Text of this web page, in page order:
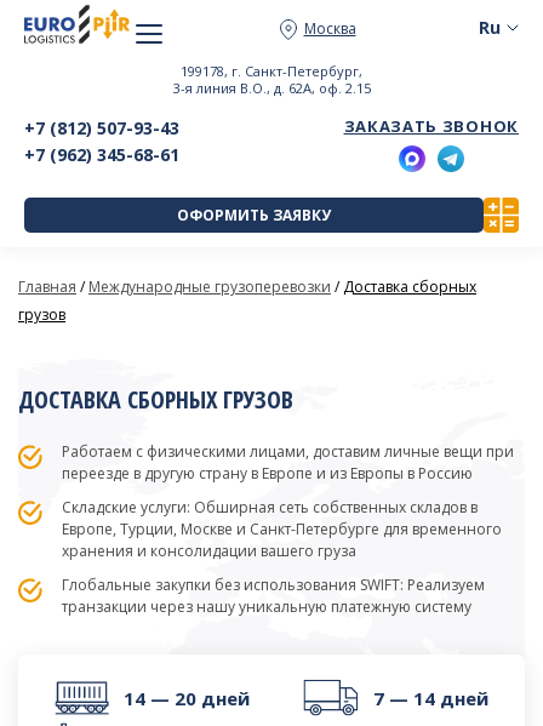
Москва
199178, г. Санкт-Петербург,
3-я линия В.О., д. 62А, оф. 2.15
+7 (812) 507-93-43
+7 (962) 345-68-61
ЗАКАЗАТЬ ЗВОНОК
ОФОРМИТЬ ЗАЯВКУ
Главная /Международные грузоперевозки /Доставка сборных
грузов
ДОСТАВКА СБОРНЫХ ГРУЗОВ
Работаем с физическими лицами, доставим личные вещи при
переезде в другую страну в Европе и из Европы в Россию
Складские услуги: Обширная сеть собственных складов в
Европе, Турции, Москве и Санкт-Петербурге для временного
хранения и консолидации вашего груза
Глобальные закупки без использования SWIFT: Реализуем
транзакции через нашу уникальную платежную систему
14 — 20 дней
7 — 14 дней